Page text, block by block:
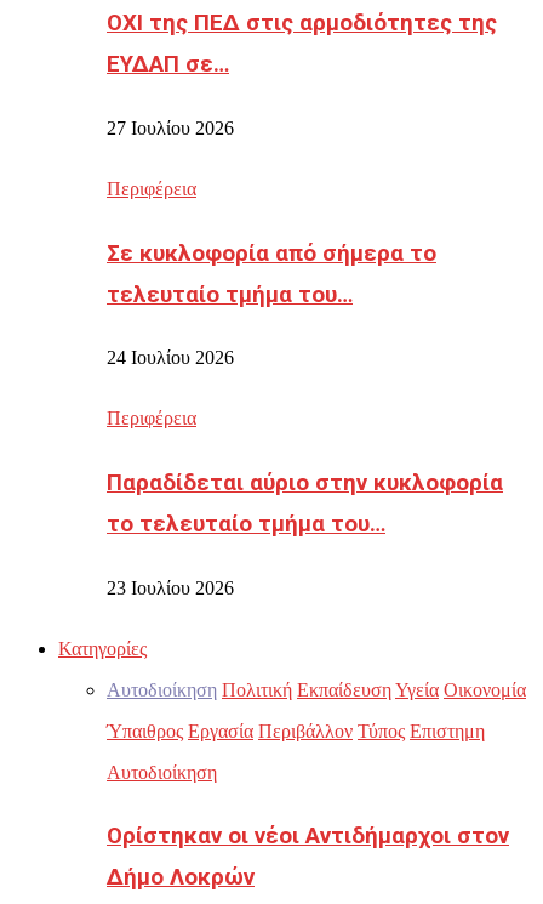
ΟΧΙ της ΠΕΔ στις αρμοδιότητες της
ΕΥΔΑΠ σε…
27 Ιουλίου 2026
Περιφέρεια
Σε κυκλοφορία από σήμερα το
τελευταίο τμήμα του…
24 Ιουλίου 2026
Περιφέρεια
Παραδίδεται αύριο στην κυκλοφορία
το τελευταίο τμήμα του…
23 Ιουλίου 2026
Κατηγορίες
Αυτοδιοίκηση Πολιτική ΕκπαίδευσηΥγεία Οικονομία
Ύπαιθρος Εργασία Περιβάλλον Τύπος Επιστημη
Αυτοδιοίκηση
Ορίστηκαν οι νέοι Αντιδήμαρχοι στον
Δήμο Λοκρών